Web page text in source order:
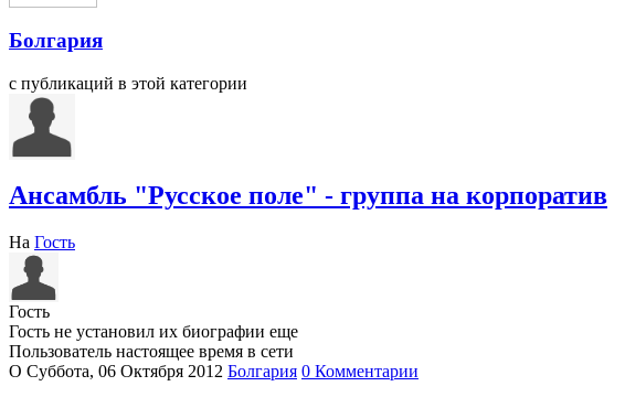
Болгария
с публикаций в этой категории
Ансамбль "Русское поле" - группа на корпоратив
На Гость
Гость
Гость не установил их биографии еще
Пользователь настоящее время в сети
О Суббота, 06 Октября 2012 Болгария 0 Комментарии